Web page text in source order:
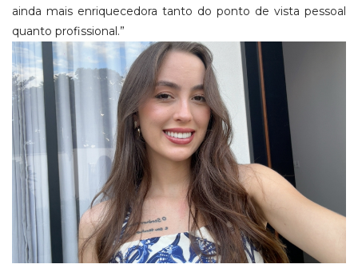
ainda mais enriquecedora tanto do ponto de vista pessoal
quanto profissional.”